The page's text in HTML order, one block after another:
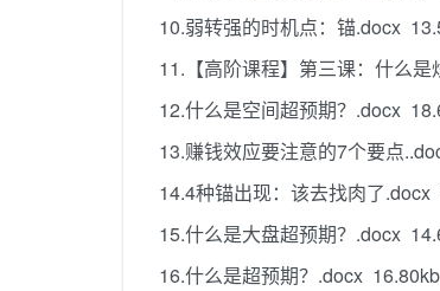
10.弱转强的时机点：锚.docx
11.【高阶课程】第三课：什么
12.什么是空间超预期？.docx
13.赚钱效应要注意的7个要点
14.4种锚出现：该去找肉了
15.什么是大盘超预期？.docx
16.什么是超预期？.docx 16.80kb